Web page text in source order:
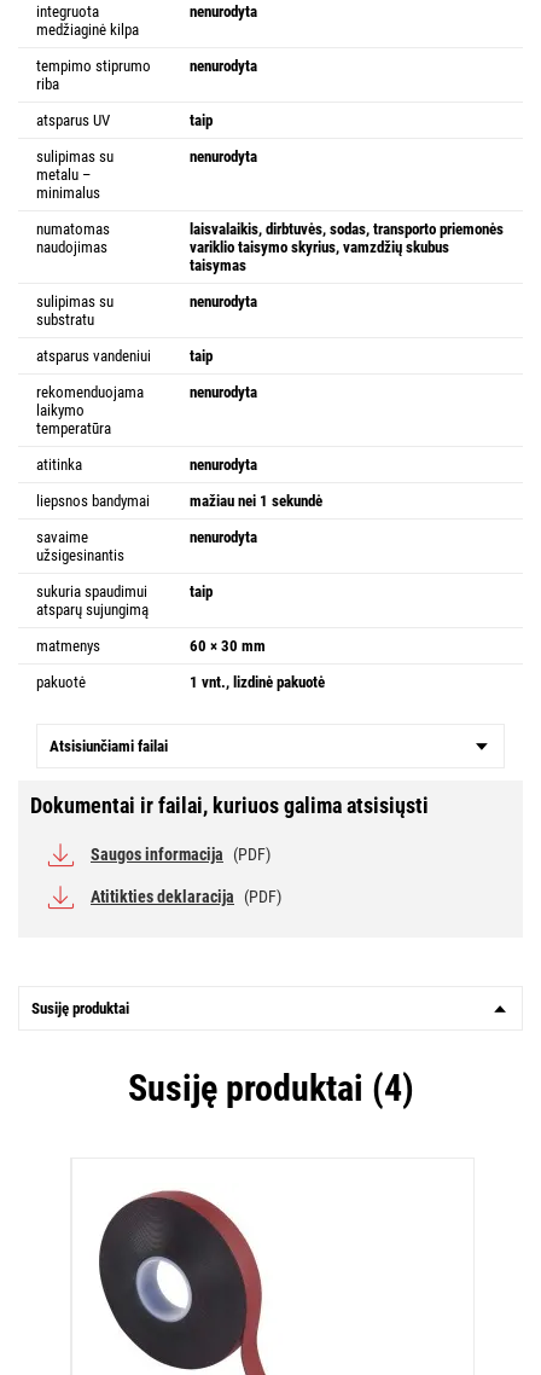
integruota
medžiaginė kilpa
nenurodyta
tempimo stiprumo
riba
nenurodyta
atsparus UV
taip
sulipimas su
metalu –
minimalus
nenurodyta
numatomas
naudojimas
laisvalaikis, dirbtuvės, sodas, transporto priemonės
variklio taisymo skyrius, vamzdžių skubus
taisymas
sulipimas su
substratu
nenurodyta
atsparus vandeniui
taip
rekomenduojama
laikymo
temperatūra
nenurodyta
atitinka
nenurodyta
liepsnos bandymai
mažiau nei 1 sekundė
savaime
užsigesinantis
nenurodyta
sukuria spaudimui
atsparų sujungimą
taip
matmenys
60 × 30 mm
pakuotė
1 vnt., lizdinė pakuotė
Atsisiunčiami failai
Dokumentai ir failai, kuriuos galima atsisiųsti
Saugos informacija (PDF)
Atitikties deklaracija (PDF)
Susiję produktai
Susiję produktai (4)